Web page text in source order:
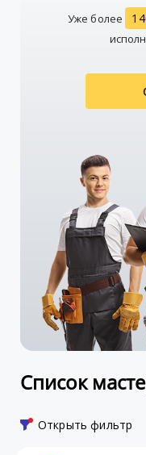
Уже более
Список
Открыть фильтр